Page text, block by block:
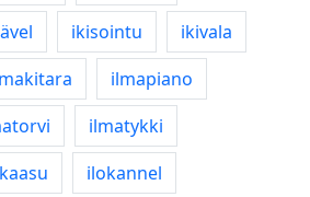
ikisointu
ikivala
ilmapiano
ilmatykki
ilokannel